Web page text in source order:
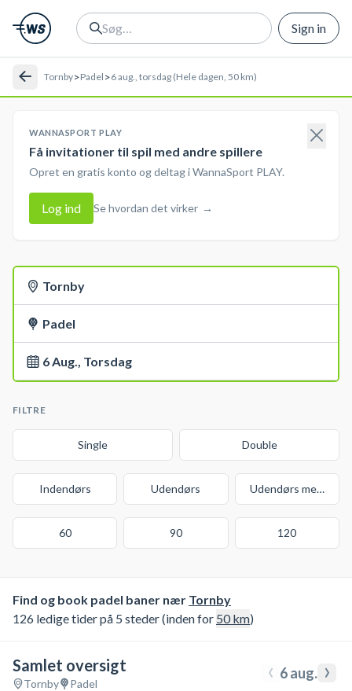
Sign in
Tornby>Padel >6 aug., torsdag (Hele dagen, 50 km)
WANNASPORT PLAY
Få invitationer til spil med andre spillere
Opret en gratis konto og deltag i WannaSport PLAY.
Log ind Se hvordan det virker →
Tornby
Padel
6 Aug., Torsdag
FILTRE
Single Double
Indendørs Udendørs Udendørs med
60 90 120
Find og book padel baner nær Tornby
126 ledige tider på 5 steder (inden for 50km)
Samlet oversigt
Tornby Padel ‹ 6 aug. ›